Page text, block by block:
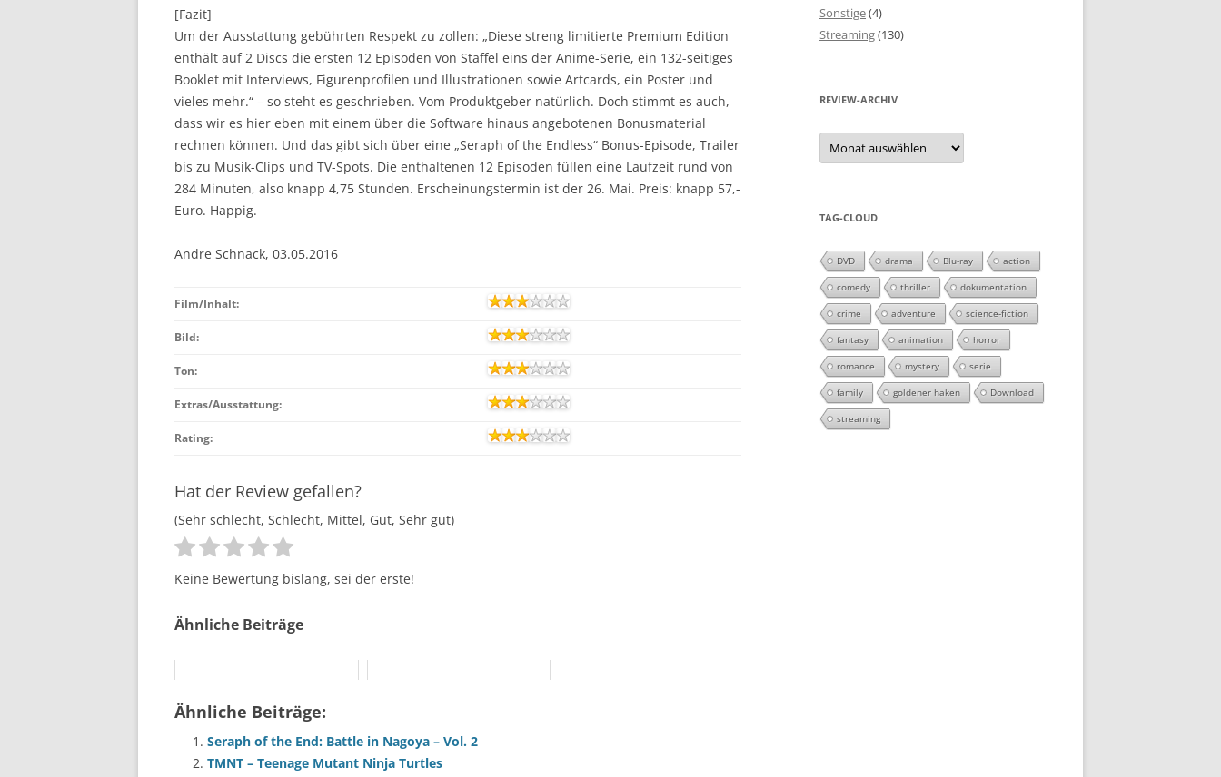
[Fazit]
Um der Ausstattung gebührten Respekt zu zollen: „Diese streng limitierte Premium Edition
enthält auf 2 Discs die ersten 12 Episoden von Staffel eins der Anime-Serie, ein 132-seitiges
Booklet mit Interviews, Figurenprofilen und Illustrationen sowie Artcards, ein Poster und
vieles mehr.“ – so steht es geschrieben. Vom Produktgeber natürlich. Doch stimmt es auch,
dass wir es hier eben mit einem über die Software hinaus angebotenen Bonusmaterial
rechnen können. Und das gibt sich über eine „Seraph of the Endless“ Bonus-Episode, Trailer
bis zu Musik-Clips und TV-Spots. Die enthaltenen 12 Episoden füllen eine Laufzeit rund von
284 Minuten, also knapp 4,75 Stunden. Erscheinungstermin ist der 26. Mai. Preis: knapp 57,-
Euro. Happig.
Andre Schnack, 03.05.2016
Film/Inhalt:
Bild:
Ton:
Extras/Ausstattung:
Rating:
Hat der Review gefallen?
(Sehr schlecht, Schlecht, Mittel, Gut, Sehr gut)
Keine Bewertung bislang, sei der erste!
Ähnliche Beiträge
Ähnliche Beiträge:
Seraph of the End: Battle in Nagoya – Vol. 2
TMNT – Teenage Mutant Ninja Turtles
Sonstige(4)
Streaming(130)
REVIEW-ARCHIV
Review-
Archiv
TAG-CLOUD
DVD drama Blu-ray action
comedy thriller dokumentation
crime adventure science-fiction
fantasy animation horror
romance mystery serie
family goldener haken Download
streaming